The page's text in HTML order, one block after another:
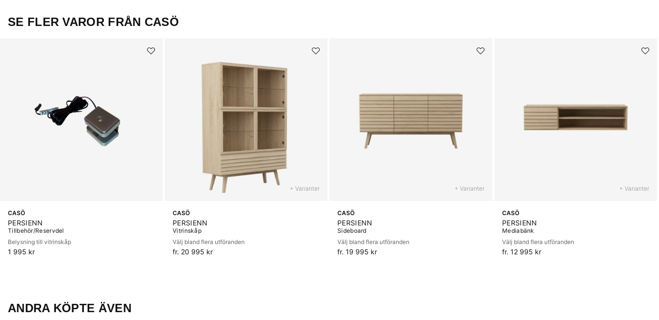
SE FLER VAROR FRÅN CASÖ
CASÖ
PERSIENN
Tillbehör/Reservdel
Belysning till vitrinskåp
1 995 kr
+ Varianter
CASÖ
PERSIENN
Vitrinskåp
Välj bland flera utföranden
fr. 20 995 kr
+ Varianter
CASÖ
PERSIENN
Sideboard
Välj bland flera utföranden
fr. 19 995 kr
+ Varianter
CASÖ
PERSIENN
Mediabänk
Välj bland flera utföranden
fr. 12 995 kr
ANDRA KÖPTE ÄVEN